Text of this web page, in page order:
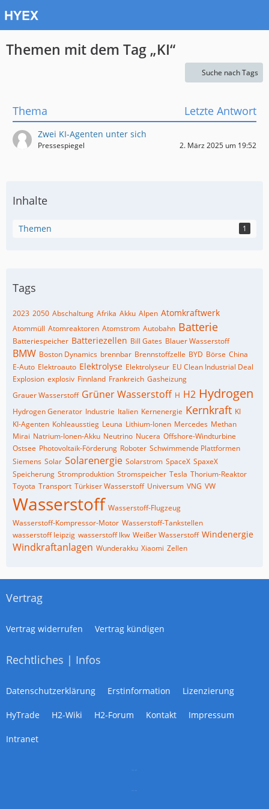
Themen mit dem Tag „KI“
Suche nach Tags
Thema Letzte Antwort
Zwei KI-Agenten unter sich
Pressespiegel 2. März 2025 um 19:52
Inhalte
Themen 1
Tags
2023 2050 Abschaltung Afrika Akku Alpen Atomkraftwerk
Atommüll Atomreaktoren Atomstrom Autobahn Batterie
Batteriespeicher Batteriezellen Bill Gates Blauer Wasserstoff
BMW Boston Dynamics brennbar Brennstoffzelle BYD Börse China
E-Auto Elektroauto Elektrolyse Elektrolyseur EU Clean Industrial Deal
Explosion explosiv Finnland Frankreich Gasheizung
Grauer Wasserstoff Grüner Wasserstoff H H2 Hydrogen
Hydrogen Generator Industrie Italien Kernenergie Kernkraft KI
KI-Agenten Kohleausstieg Leuna Lithium-Ionen Mercedes Methan
Mirai Natrium-Ionen-Akku Neutrino Nucera Offshore-Windturbine
Ostsee Photovoltaik-Förderung Roboter Schwimmende Plattformen
Siemens Solar Solarenergie Solarstrom SpaceX SpaxeX
Speicherung Stromproduktion Stromspeicher Tesla Thorium-Reaktor
Toyota Transport Türkiser Wasserstoff Universum VNG VW
Wasserstoff Wasserstoff-Flugzeug
Wasserstoff-Kompressor-Motor Wasserstoff-Tankstellen
wasserstoff leipzig wasserstoff lkw Weißer Wasserstoff Windenergie
Windkraftanlagen Wunderakku Xiaomi Zellen
Vertrag
Vertrag widerrufen Vertrag kündigen
Rechtliches | Infos
Datenschutzerklärung Erstinformation Lizenzierung
HyTrade H2-Wiki H2-Forum Kontakt Impressum
Intranet